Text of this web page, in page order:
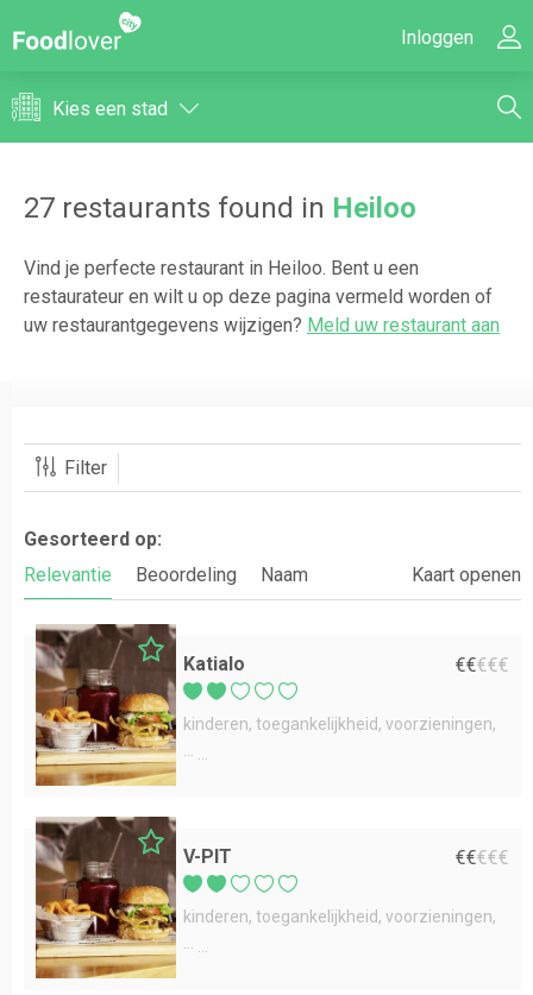
Inloggen
Kies een stad
27 restaurants found in Heiloo
Vind je perfecte restaurant in Heiloo. Bent u een
restaurateur en wilt u op deze pagina vermeld worden of
uw restaurantgegevens wijzigen? Meld uw restaurant aan
Filter
Gesorteerd op:
Relevantie
Beoordeling Naam Kaart openen
Katialo €€€€€
kinderen toegankelijkheid voorzieningen
V-PIT €€€€€
kinderen toegankelijkheid voorzieningen